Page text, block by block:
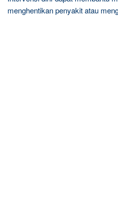
menghentikan penyakit atau